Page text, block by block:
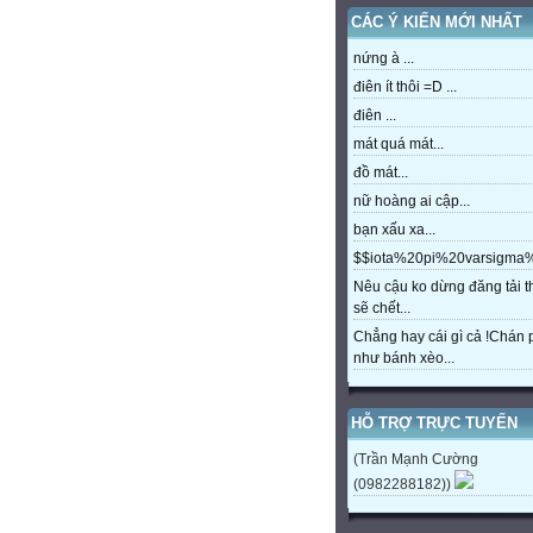
CÁC Ý KIẾN MỚI NHẤT
nứng à ...
điên ít thôi =D ...
điên ...
mát quá mát...
đồ mát...
nữ hoàng ai cập...
bạn xấu xa...
Nêu cậu ko dừng đăng tải
sẽ chết...
Chẳng hay cái gì cả !Chán
như bánh xèo...
HỖ TRỢ TRỰC TUYẾN
(Trần Mạnh Cường
(0982288182))